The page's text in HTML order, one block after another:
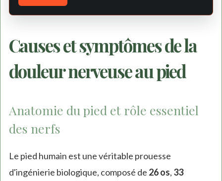
Causes et symptômes de la
douleur nerveuse au pied
Anatomie du pied et rôle essentiel
des nerfs
Le pied humain est une véritable prouesse
d'ingénierie biologique, composé de 26 os, 33